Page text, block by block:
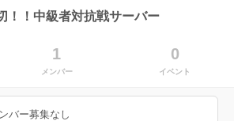
！！中級者対抗戦サーバー
1
メンバー
0
イベント
バー募集なし